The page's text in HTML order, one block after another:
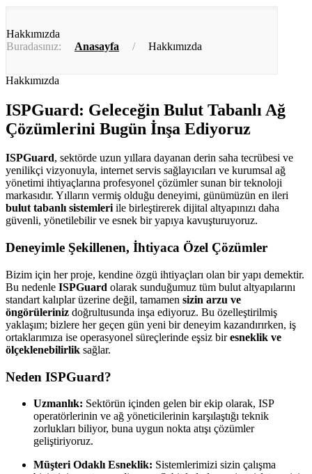
Hakkımızda
Buradasınız:
Anasayfa / Hakkımızda
Hakkımızda
ISPGuard: Geleceğin Bulut Tabanlı Ağ
Çözümlerini Bugün İnşa Ediyoruz
ISPGuard, sektörde uzun yıllara dayanan derin saha tecrübesi ve
yenilikçi vizyonuyla, internet servis sağlayıcıları ve kurumsal ağ
yönetimi ihtiyaçlarına profesyonel çözümler sunan bir teknoloji
markasıdır. Yılların vermiş olduğu deneyimi, günümüzün en ileri
bulut tabanlı sistemleriile birleştirerek dijital altyapınızı daha
güvenli, yönetilebilir ve esnek bir yapıya kavuşturuyoruz.
Deneyimle Şekillenen, İhtiyaca Özel Çözümler
Bizim için her proje, kendine özgü ihtiyaçları olan bir yapı demektir.
Bu nedenle ISPGuard olarak sunduğumuz tüm bulut altyapılarını
standart kalıplar üzerine değil, tamamen sizin arzu ve
öngörüleriniz doğrultusunda inşa ediyoruz. Bu özelleştirilmiş
yaklaşım; bizlere her geçen gün yeni bir deneyim kazandırırken, iş
ortaklarımıza ise operasyonel süreçlerinde eşsiz biresneklik ve
ölçeklenebilirlik sağlar.
Neden ISPGuard?
Uzmanlık: Sektörün içinden gelen bir ekip olarak, ISP
operatörlerinin ve ağ yöneticilerinin karşılaştığı teknik
zorlukları biliyor, buna uygun nokta atışı çözümler
geliştiriyoruz.
Müşteri Odaklı Esneklik: Sistemlerimizi sizin çalışma